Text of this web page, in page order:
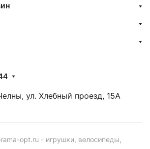
ул. Хлебный проезд, 15А
opt.ru - игрушки, велосипеды,